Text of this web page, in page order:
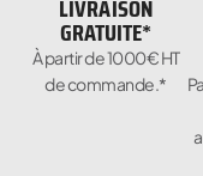
LIVRAISON
GRATUITE*
À partir de 1000€ HT
de commande.*